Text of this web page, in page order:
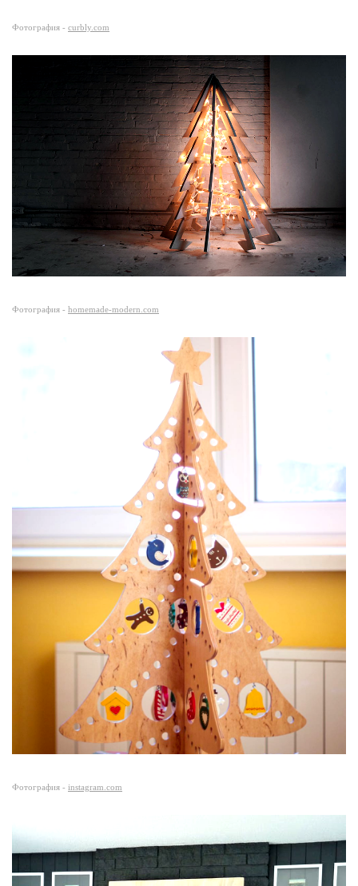
Фотография - curbly.com
Фотография - homemade-modern.com
Фотография - instagram.com